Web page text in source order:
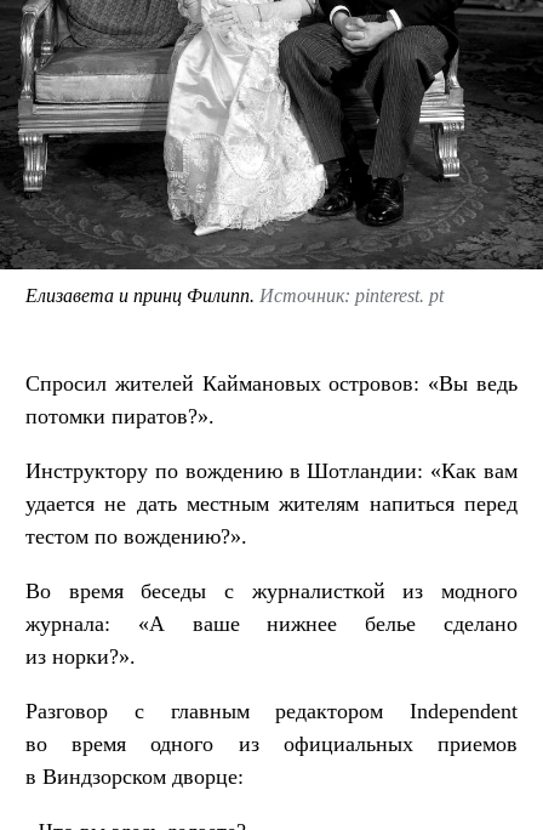
Елизавета и принц Филипп. Источник: pinterest. pt
Спросил жителей Каймановых островов: «Вы ведь
потомки пиратов?».
Инструктору по вождению в Шотландии: «Как вам
удается не дать местным жителям напиться перед
тестом по вождению?».
Во время беседы с журналисткой из модного
журнала: «А ваше нижнее белье сделано
из норки?».
Разговор с главным редактором Independent
во время одного из официальных приемов
в Виндзорском дворце: